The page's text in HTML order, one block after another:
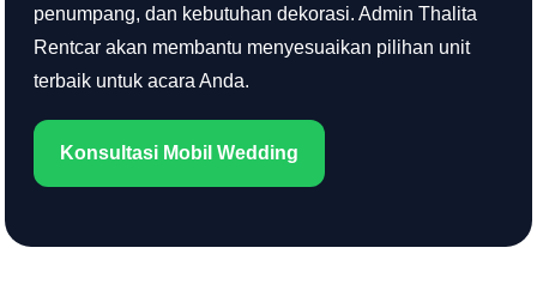
penumpang, dan kebutuhan dekorasi. Admin Thalita
Rentcar akan membantu menyesuaikan pilihan unit
terbaik untuk acara Anda.
Konsultasi Mobil Wedding